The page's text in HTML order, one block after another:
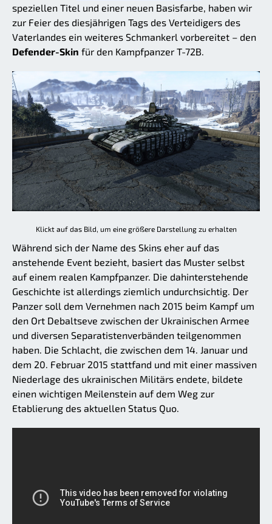
speziellen Titel und einer neuen Basisfarbe, haben wir
zur Feier des diesjährigen Tags des Verteidigers des
Vaterlandes ein weiteres Schmankerl vorbereitet – den
Defender-Skin für den Kampfpanzer T-72B.
Klickt auf das Bild, um eine größere Darstellung zu erhalten
Während sich der Name des Skins eher auf das
anstehende Event bezieht, basiert das Muster selbst
auf einem realen Kampfpanzer. Die dahinterstehende
Geschichte ist allerdings ziemlich undurchsichtig. Der
Panzer soll dem Vernehmen nach 2015 beim Kampf um
den Ort Debaltseve zwischen der Ukrainischen Armee
und diversen Separatistenverbänden teilgenommen
haben. Die Schlacht, die zwischen dem 14. Januar und
dem 20. Februar 2015 stattfand und mit einer massiven
Niederlage des ukrainischen Militärs endete, bildete
einen wichtigen Meilenstein auf dem Weg zur
Etablierung des aktuellen Status Quo.